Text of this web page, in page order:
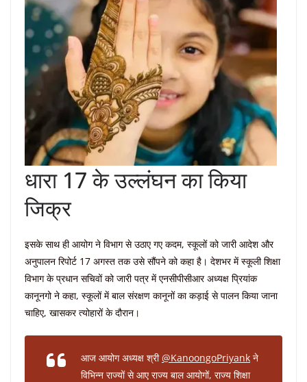
धारा 17 के उल्लंघन का किया
जिक्र
इसके साथ ही आयोग ने विभाग से उठाए गए कदम, स्कूलों को जारी आदेश और
अनुपालन रिपोर्ट 17 अगस्त तक उसे सौंपने को कहा है। देशभर में स्कूली शिक्षा
विभाग के प्रधान सचिवों को जारी पत्र में एनसीपीसीआर अध्यक्ष प्रियांक
कानूनगो ने कहा, स्कूलों में बाल संरक्षण कानूनों का कड़ाई से पालन किया जाना
चाहिए, खासकर त्योहारों के दौरान।
आज आयोग अध्यक्ष श्री@KanoongoPriyank ने
विभिन्न राज्यों से आए राज्य बाल आयोगों, राज्य शिक्षा